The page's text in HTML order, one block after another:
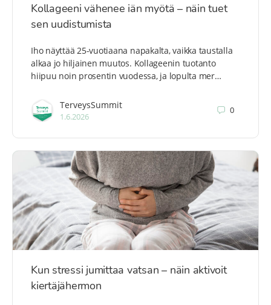
Kollageeni vähenee iän myötä – näin tuet
sen uudistumista
Iho näyttää 25-vuotiaana napakalta, vaikka taustalla
alkaa jo hiljainen muutos. Kollageenin tuotanto
hiipuu noin prosentin vuodessa, ja lopulta mer…
TerveysSummit
1.6.2026
0
Kun stressi jumittaa vatsan – näin aktivoit
kiertäjähermon